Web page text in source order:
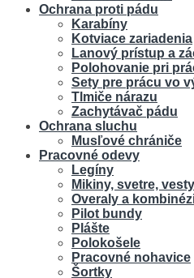
Ochrana proti pádu
Karabíny
Kotviace zariadenia
Lanový prístup a
Polohovanie pri
Sety pre prácu vo
Tlmiče nárazu
Zachytávač pádu
Ochrana sluchu
Musľové chrániče
Pracovné odevy
Legíny
Mikiny, svetre, vesty
Overaly a
Pilot bundy
Plášte
Polokošele
Pracovné nohavice
Šortky